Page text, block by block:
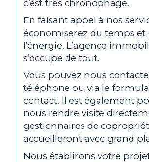
c’est très chronophage.
En faisant appel à nos
économiserez du temps et
l’énergie. L’agence
s’occupe de tout.
Vous pouvez nous
téléphone ou via le
contact. Il est également
nous rendre visite
gestionnaires de
accueilleront avec grand
Nous établirons votre